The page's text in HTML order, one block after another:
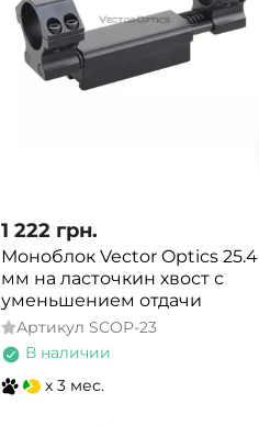
1 222 грн.
Моноблок Vector Optics 25.4
мм на ласточкин хвост с
уменьшением отдачи
Артикул SCOP-23
В наличии
x 3 мес.